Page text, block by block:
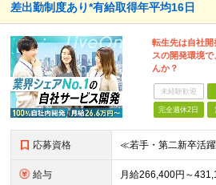
差出勤制度あり*有給取得年平均16日
転生先は自社
スの開発環境
んか？
未経験歓迎
完全週休2日
応募資格
給与